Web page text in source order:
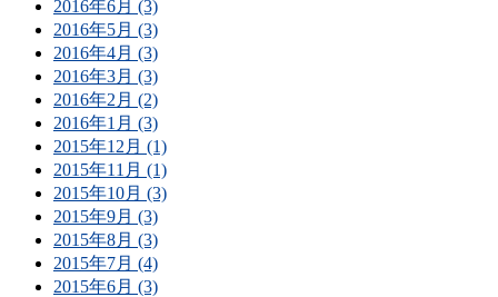
2016年6月 (3)
2016年5月 (3)
2016年4月 (3)
2016年3月 (3)
2016年2月 (2)
2016年1月 (3)
2015年12月 (1)
2015年11月 (1)
2015年10月 (3)
2015年9月 (3)
2015年8月 (3)
2015年7月 (4)
2015年6月 (3)